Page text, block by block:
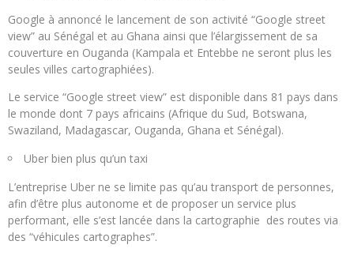
Google à annoncé le lancement de son activité “Google street
view” au Sénégal et au Ghana ainsi que l’élargissement de sa
couverture en Ouganda (Kampala et Entebbe ne seront plus les
seules villes cartographiées).
Le service “Google street view” est disponible dans 81 pays dans
le monde dont 7 pays africains (Afrique du Sud, Botswana,
Swaziland, Madagascar, Ouganda, Ghana et Sénégal).
Uber bien plus qu’un taxi
L’entreprise Uber ne se limite pas qu’au transport de personnes,
afin d’être plus autonome et de proposer un service plus
performant, elle s’est lancée dans la cartographie des routes via
des “véhicules cartographes”.